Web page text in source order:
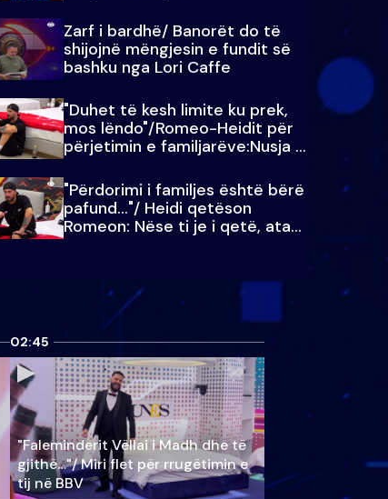
Zarf i bardhë/ Banorët do të
shijojnë mëngjesin e fundit së
bashku nga Lori Caffe
"Duhet të kesh limite ku prek,
mos lëndo"/Romeo-Heidit për
përjetimin e familjarëve:Nusja e
Julit…
"Përdorimi i familjes është bërë
pafund…"/ Heidi qetëson
Romeon: Nëse ti je i qetë, ata
qetësohen
02:45
"Faleminderit Vëllai i Madh dhe të
gjithë…"/ Miri flet për rrugëtimin e
tij në BBV